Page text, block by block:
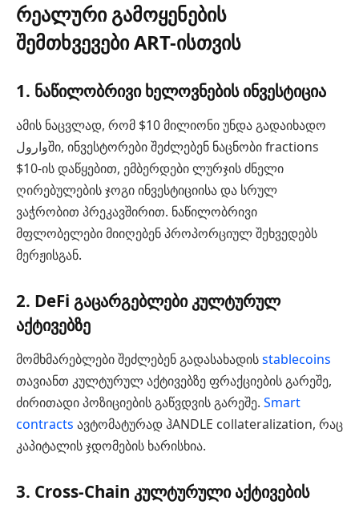
რეალური გამოყენების
შემთხვევები ART-ისთვის
1. ნაწილობრივი ხელოვნების ინვესტიცია
ამის ნაცვლად, რომ $10 მილიონი უნდა გადაიხადო
وارولში, ინვესტორები შეძლებენ ნაცნობი fractions
$10-ის დაწყებით, ემბერდები ლურჯის ძნელი
ღირებულების ჯოგი ინვესტიციისა და სრულ
ვაჭრობით პრეკავშირით. ნაწილობრივი
მფლობელები მიიღებენ პროპორციულ შეხვედებს
მერჟისგან.
2. DeFi გაცარგებლები კულტურულ
აქტივებზე
მომხმარებლები შეძლებენ გადასახადისstablecoins
თავიანთ კულტურულ აქტივებზე ფრაქციების გარეშე,
ძირითადი პოზიციების გაწვდვის გარეშე. Smart
contracts ავტომატურად ჰANDLE collateralization, რაც
კაპიტალის ჯდომების ხარისხია.
3. Cross-Chain კულტურული აქტივების